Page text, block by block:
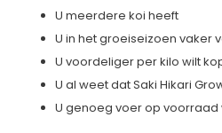
U meerdere koi heeft
U in het groeiseizoen vaker
U voordeliger per kilo wilt
U al weet dat Saki Hikari
U genoeg voer op voorraad